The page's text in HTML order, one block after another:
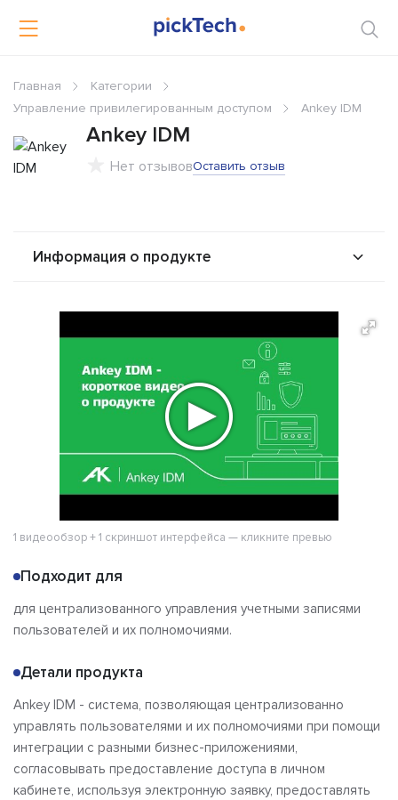
Главная
Категории
Управление привилегированным доступом
Ankey IDM
Ankey IDM
Нет отзывовОставить отзыв
Информация о продукте
Альтернативы
Сравнения
Отзывы
1 видеообзор + 1 скриншот интерфейса — кликните превью
Подходит для
для централизованного управления учетными записями
пользователей и их полномочиями.
Детали продукта
Ankey IDM - система, позволяющая централизованно
управлять пользователями и их полномочиями при помощи
интеграции с разными бизнес-приложениями,
согласовывать предоставление доступа в личном
кабинете, используя электронную заявку, предоставлять